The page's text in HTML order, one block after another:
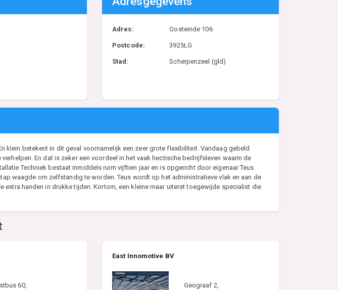
Adres: Oosteinde 106
Postcode: 3925LG
Stad: Scherpenzeel (gld)
klein betekent in dit geval voornamelijk een zeer grote flexibiliteit. Vandaag gebeld
En dat is zeker een voordeel in het vaak hectische bedrijfsleven waarin de
Techniek bestaat inmiddels ruim vijftien jaar en is opgericht door eigenaar Teus
waagde om zelfstandig te worden. Teus wordt op het administratieve vlak en aan de
handen in drukke tijden. Kortom, een kleine maar uiterst toegewijde specialist die
60,
East Innomotive BV
Geograaf 2,